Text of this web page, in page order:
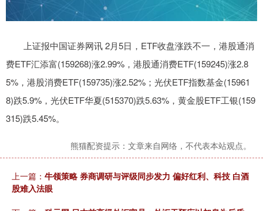
上证报中国证券网讯 2月5日，ETF收盘涨跌不一，港股通消
费ETF汇添富(159268)涨2.99%，港股通消费ETF(159245)涨2.8
5%，港股消费ETF(159735)涨2.52%；光伏ETF指数基金(15961
8)跌5.9%，光伏ETF华夏(515370)跌5.63%，黄金股ETF工银(159
315)跌5.45%。
熊猫配资提示：文章来自网络，不代表本站观点。
上一篇： 牛领策略 券商调研与评级同步发力 偏好红利、科技 白酒
股难入法眼